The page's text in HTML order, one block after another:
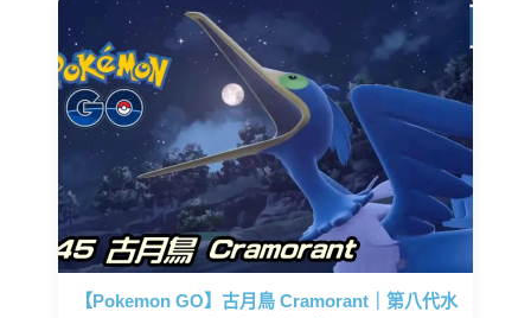
【Pokemon GO】古月鳥 Cramorant｜第八代水